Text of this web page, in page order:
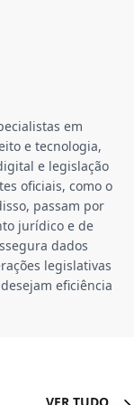
em
e tecnologia,
e legislação
oficiais, como o
passam por
jurídico e de
dados
legislativas
eficiência